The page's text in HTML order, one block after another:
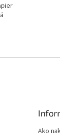
Ako